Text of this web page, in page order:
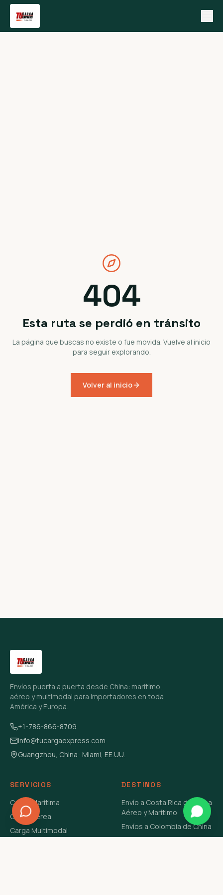
404
Esta ruta se perdió en tránsito
La página que buscas no existe o fue movida. Vuelve al inicio
para seguir explorando.
Volver al inicio
Envíos puerta a puerta desde China: marítimo,
aéreo y multimodal para importadores en toda
América y Europa.
+1-786-866-8709
info@tucargaexpress.com
Guangzhou, China · Miami, EE.UU.
SERVICIOS
Carga Marítima
Carga Aérea
Carga Multimodal
DESTINOS
Envío a Costa Rica de China
Aéreo y Marítimo
Envíos a Colombia de China